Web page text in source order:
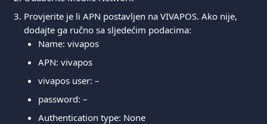
Provjerite je li APN postavljen na VIVAPOS. Ako nije,
dodajte ga ručno sa sljedećim podacima:
Name: vivapos
APN: vivapos
vivapos user: –
password: –
Authentication type: None